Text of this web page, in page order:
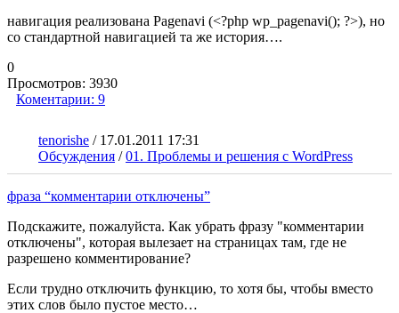
навигация реализована Pagenavi (<?php wp_pagenavi(); ?>), но
со стандартной навигацией та же история….
0
Просмотров: 3930
Коментарии: 9
tenorishe / 17.01.2011 17:31
Обсуждения /01. Проблемы и решения с WordPress
фраза “комментарии отключены”
Подскажите, пожалуйста. Как убрать фразу "комментарии
отключены", которая вылезает на страницах там, где не
разрешено комментирование?
Если трудно отключить функцию, то хотя бы, чтобы вместо
этих слов было пустое место…